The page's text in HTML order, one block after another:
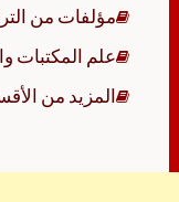
مؤلفات من
علم المكتبات
المزيد من